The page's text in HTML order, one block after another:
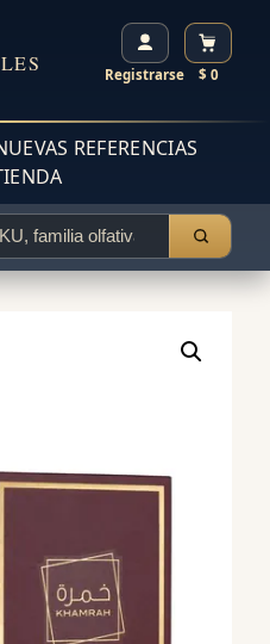
Registrarse $ 0
REFERENCIAS